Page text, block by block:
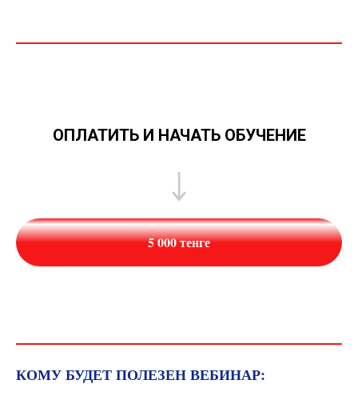
ОПЛАТИТЬ И НАЧАТЬ ОБУЧЕНИЕ
5 000 тенге
КОМУ БУДЕТ ПОЛЕЗЕН ВЕБИНАР: